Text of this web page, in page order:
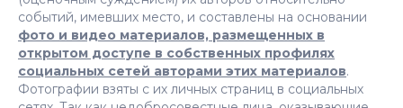
событий, имевших место, и составлены на основании
фото и видео материалов, размещенных в
открытом доступе в собственных профилях
социальных сетей авторами этих материалов.
Фотографии взяты с их личных страниц в социальных